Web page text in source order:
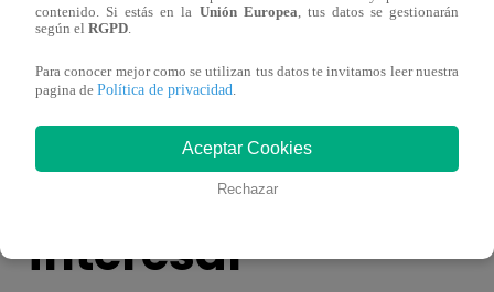
eres tú”: una historia de cartas y amor que
También te puede
interesar
contenido. Si estás en la Unión Europea, tus datos se gestionarán
según el RGPD.
Para conocer mejor como se utilizan tus datos te invitamos leer nuestra
pagina de Política de privacidad.
Aceptar Cookies
Rechazar